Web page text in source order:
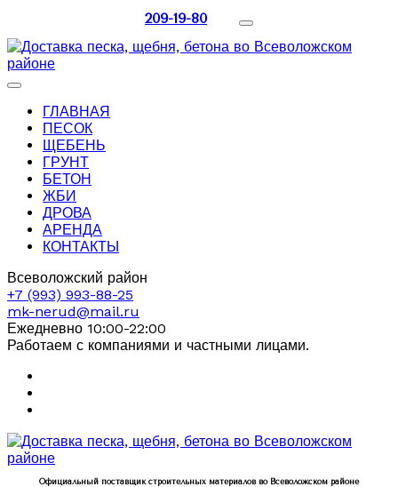
209-19-80
ГЛАВНАЯ
ПЕСОК
ЩЕБЕНЬ
ГРУНТ
БЕТОН
ЖБИ
ДРОВА
АРЕНДА
КОНТАКТЫ
Всеволожский район
+7 (993) 993-88-25
mk-nerud@mail.ru
Ежедневно 10:00-22:00
Работаем с компаниями и частными лицами.
Официальный поставщик строительных материалов во Всеволожском районе